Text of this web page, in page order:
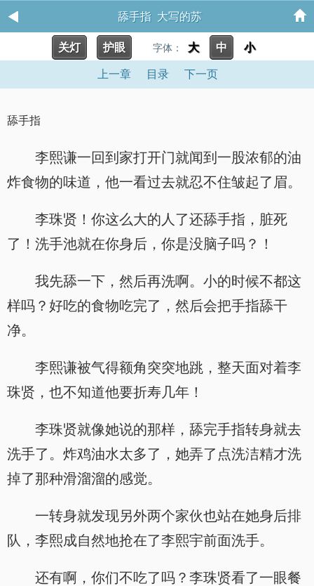
舔手指 大写的苏
关灯 护眼 字体： 大 中 小
上一章 目录 下一页
舔手指
李熙谦一回到家打开门就闻到一股浓郁的油
炸食物的味道，他一看过去就忍不住皱起了眉。
李珠贤！你这么大的人了还舔手指，脏死
了！洗手池就在你身后，你是没脑子吗？！
我先舔一下，然后再洗啊。小的时候不都这
样吗？好吃的食物吃完了，然后会把手指舔干
净。
李熙谦被气得额角突突地跳，整天面对着李
珠贤，也不知道他要折寿几年！
李珠贤就像她说的那样，舔完手指转身就去
洗手了。炸鸡油水太多了，她弄了点洗洁精才洗
掉了那种滑溜溜的感觉。
一转身就发现另外两个家伙也站在她身后排
队，李熙成自然地抢在了李熙宇前面洗手。
还有啊，你们不吃了吗？李珠贤看了一眼餐